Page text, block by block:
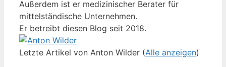
Außerdem ist er medizinischer Berater für
mittelständische Unternehmen.
Er betreibt diesen Blog seit 2018.
Letzte Artikel von Anton Wilder (Alle anzeigen)